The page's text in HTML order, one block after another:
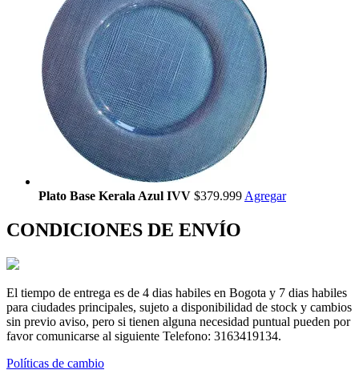
Plato Base Kerala Azul IVV $379.999 Agregar
CONDICIONES DE ENVÍO
El tiempo de entrega es de 4 dias habiles en Bogota y 7 dias habiles
para ciudades principales, sujeto a disponibilidad de stock y cambios
sin previo aviso, pero si tienen alguna necesidad puntual pueden por
favor comunicarse al siguiente Telefono: 3163419134.
Políticas de cambio